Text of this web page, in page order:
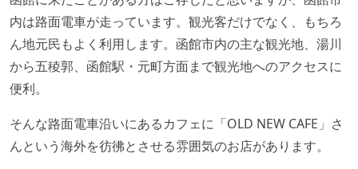
内は路面電車が走っています。観光客だけでなく、もちろ
ん地元民もよく利用します。函館市内の主な観光地、湯川
から五稜郭、函館駅・元町方面まで観光地へのアクセスに
便利。
そんな路面電車沿いにあるカフェに「OLD NEW CAFE」さ
んという海外を彷彿とさせる雰囲気のお店があります。